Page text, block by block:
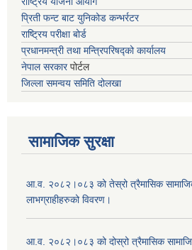
प्रिती फन्ट बाट युनिकोड कन्भर्रटर
राष्ट्रिय परीक्षा बोर्ड
प्रधानमन्त्री तथा मन्त्रिपरिषद्को कार्यालय
नेपाल सरकारपोर्टल
जिल्ला समन्वय समिति दोलखा
सामाजिक सुरक्षा
आ.व. २०८२।०८३ को तेस्रो त्रैमासिक सामाजिक
लाभग्राहीहरुको विवरण।
आ.व. २०८२।०८३ को दोस्रो त्रैमासिक